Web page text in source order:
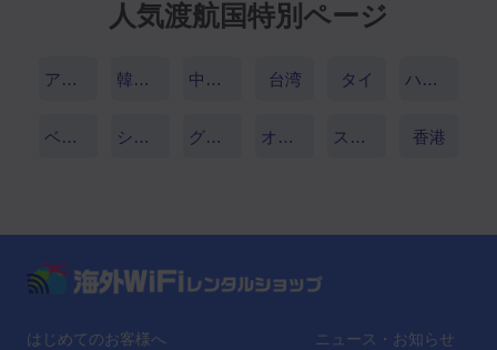
人気渡航国特別ページ
アメリカ 韓国（大韓民国） 中国（中華人民共和国） 台湾 タイ ハワイ
ベトナム シンガポール グアム オーストラリア スペイン 香港
はじめてのお客様へ ニュース・お知らせ